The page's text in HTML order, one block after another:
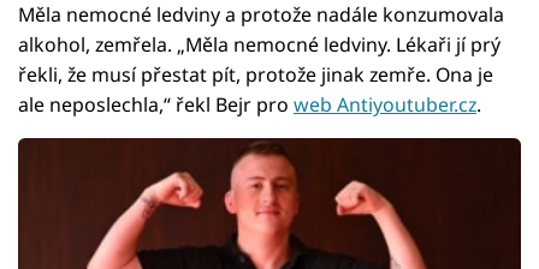
Měla nemocné ledviny a protože nadále konzumovala
alkohol, zemřela. „Měla nemocné ledviny. Lékaři jí prý
řekli, že musí přestat pít, protože jinak zemře. Ona je
ale neposlechla,“ řekl Bejr pro web Antiyoutuber.cz.